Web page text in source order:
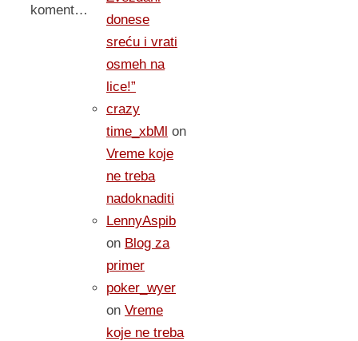
koment…
donese
sreću i vrati
osmeh na
lice!”
crazy
time_xbMl on
Vreme koje
ne treba
nadoknaditi
LennyAspib
on Blog za
primer
poker_wyer
on Vreme
koje ne treba